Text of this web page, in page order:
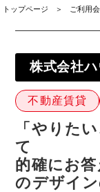
トップページ ご利用
株式会社
不動産賃貸
「やりた
て
的確にお
のデザイン